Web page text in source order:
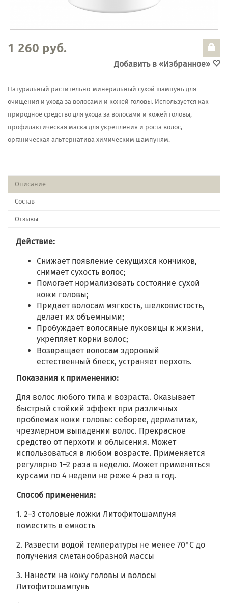
1 260 руб.
Добавить в «Избранное»
Натуральный растительно-минеральный сухой шампунь для
очищения и ухода за волосами и кожей головы. Используется как
природное средство для ухода за волосами и кожей головы,
профилактическая маска для укрепления и роста волос,
органическая альтернатива химическим шампуням.
Описание
Состав
Отзывы
Действие:
Снижает появление секущихся кончиков,
снимает сухость волос;
Помогает нормализовать состояние сухой
кожи головы;
Придает волосам мягкость, шелковистость,
делает их объемными;
Пробуждает волосяные луковицы к жизни,
укрепляет корни волос;
Возвращает волосам здоровый
естественный блеск, устраняет перхоть.
Показания к применению:
Для волос любого типа и возраста. Оказывает
быстрый стойкий эффект при различных
проблемах кожи головы: себорее, дерматитах,
чрезмерном выпадении волос. Прекрасное
средство от перхоти и облысения. Может
использоваться в любом возрасте. Применяется
регулярно 1–2 раза в неделю. Может применяться
курсами по 4 недели не реже 4 раз в год.
Способ применения:
1. 2–3 столовые ложки Литофитошампуня
поместить в емкость
2. Развести водой температуры не менее 70°C до
получения сметанообразной массы
3. Нанести на кожу головы и волосы
Литофитошампунь